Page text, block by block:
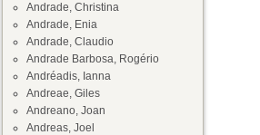
Andrade, Christina
Andrade, Enia
Andrade, Claudio
Andrade Barbosa, Rogério
Andréadis, Ianna
Andreae, Giles
Andreano, Joan
Andreas, Joel